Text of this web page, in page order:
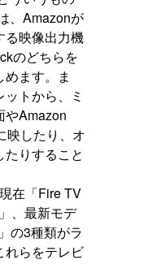
、Amazonが
る映像出力機
のどちらを
ます。ま
トから、ミ
やAmazon
映したり、オ
りすること
在「Fire TV
、最新モデ
の3種類がラ
れらをテレビ